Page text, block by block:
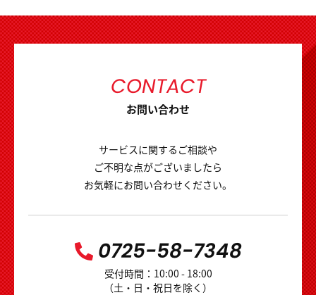
CONTACT
お問い合わせ
サービスに関するご相談や
ご不明な点がございましたら
お気軽にお問い合わせください。
0725-58-7348
受付時間：10:00 - 18:00
（土・日・祝日を除く）